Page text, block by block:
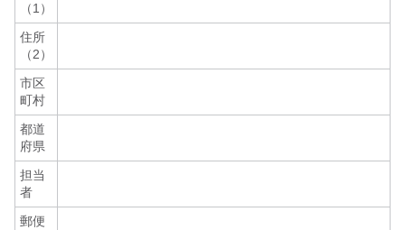
（1）
住所
（2）
市区
町村
都道
府県
担当
者
郵便